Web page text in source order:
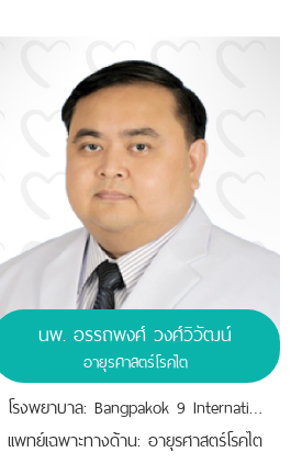
นพ. อรรถพงศ์ วงศ์วิวัฒน์
อายุรศาสตร์โรคไต
โรงพยาบาล: Bangpakok 9 International Hospital
เเพทย์เฉพาะทางด้าน: อายุรศาสตร์โรคไต